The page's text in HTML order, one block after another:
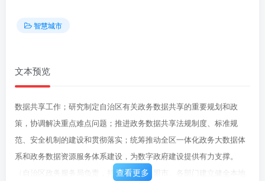
智慧城市
文本预览
数据共享工作；研究制定自治区有关政务数据共享的重要规划和政
策，协调解决重点难点问题；推进政务数据共享法规制度、标准规
范、安全机制的建设和贯彻落实；统筹推动全区一体化政务大数据体
系和政务数据资源服务体系建设，为数字政府建设提供有力支撑。
（自治区政务服务局负责，持续推进）各盟市、各部门建立健全本地
查看更多